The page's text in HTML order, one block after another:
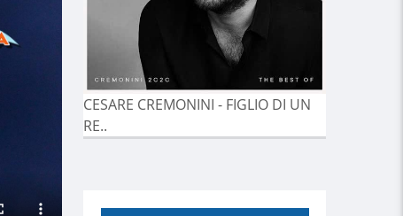
CESARE CREMONINI - FIGLIO DI UN
RE..